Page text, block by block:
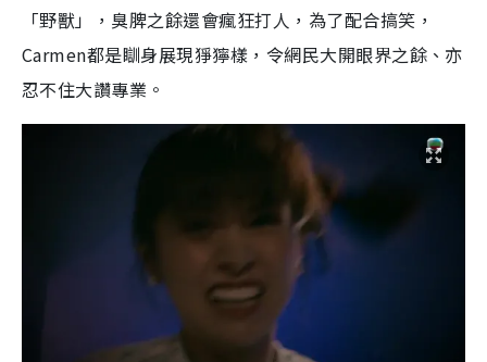
「野獸」，臭脾之餘還會瘋狂打人，為了配合搞笑，
Carmen都是瞓身展現猙獰樣，令網民大開眼界之餘、亦
忍不住大讚專業。